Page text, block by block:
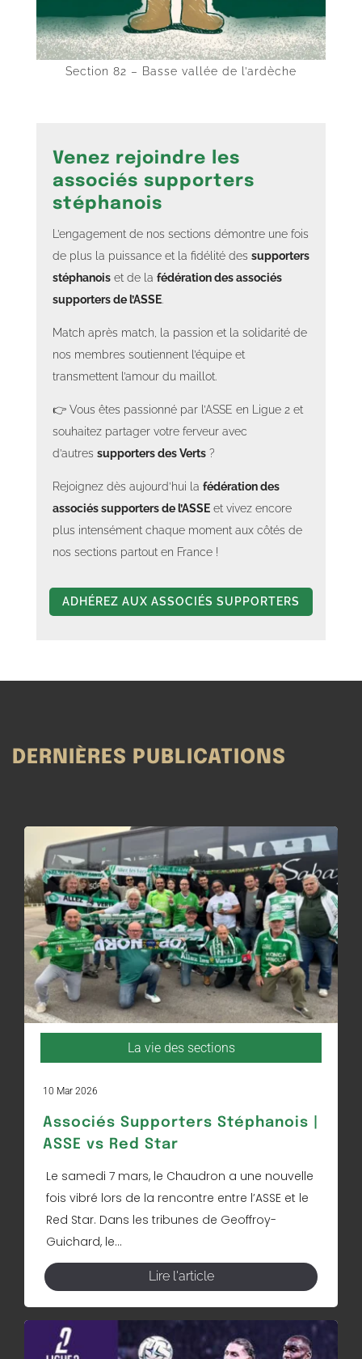
Section 82 – Basse vallée de l’ardèche
Venez rejoindre les
associés supporters
stéphanois
L’engagement de nos sections démontre une fois
de plus la puissance et la fidélité des supporters
stéphanois et de la fédération des associés
supporters de l’ASSE.
Match après match, la passion et la solidarité de
nos membres soutiennent l’équipe et
transmettent l’amour du maillot.
👉 Vous êtes passionné par l’ASSE en Ligue 2 et
souhaitez partager votre ferveur avec
d’autres supporters des Verts ?
Rejoignez dès aujourd’hui la fédération des
associés supporters de l’ASSE et vivez encore
plus intensément chaque moment aux côtés de
nos sections partout en France !
ADHÉREZ AUX ASSOCIÉS SUPPORTERS
DERNIÈRES PUBLICATIONS
La vie des sections
10 Mar 2026
Associés Supporters Stéphanois |
ASSE vs Red Star
Le samedi 7 mars, le Chaudron a une nouvelle
fois vibré lors de la rencontre entre l’ASSE et le
Red Star. Dans les tribunes de Geoffroy-
Guichard, le...
Lire l'article